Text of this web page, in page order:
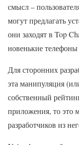
смысл –
могут предлагать
они заходят в Top
новенькие
Для сторонних
эта манипуляция
собственный
приложения, то это
разработчиков из